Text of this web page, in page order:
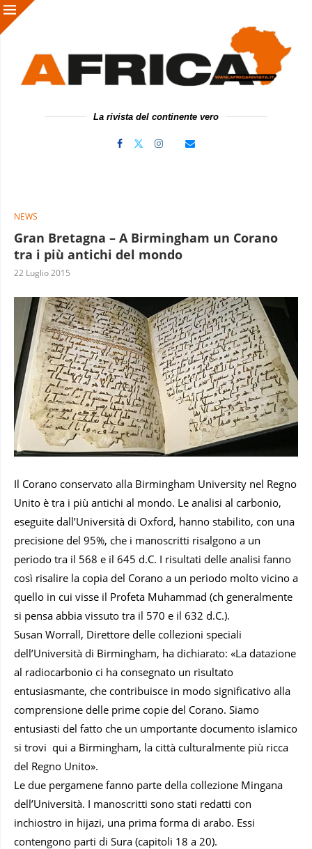
La rivista del continente vero
NEWS
Gran Bretagna – A Birmingham un Corano
tra i più antichi del mondo
22 Luglio 2015
Il Corano conservato alla Birmingham University nel Regno
Unito è tra i più antichi al mondo. Le analisi al carbonio,
eseguite dall’Università di Oxford, hanno stabilito, con una
precisione del 95%, che i manoscritti risalgono a un
periodo tra il 568 e il 645 d.C. I risultati delle analisi fanno
così risalire la copia del Corano a un periodo molto vicino a
quello in cui visse il Profeta Muhammad (ch generalmente
si pensa abbia vissuto tra il 570 e il 632 d.C.).
Susan Worrall, Direttore delle collezioni speciali
dell’Università di Birmingham, ha dichiarato: «La datazione
al radiocarbonio ci ha consegnato un risultato
entusiasmante, che contribuisce in modo significativo alla
comprensione delle prime copie del Corano. Siamo
entusiasti del fatto che un umportante documento islamico
si trovi qui a Birmingham, la città culturalmente più ricca
del Regno Unito».
Le due pergamene fanno parte della collezione Mingana
dell’Università. I manoscritti sono stati redatti con
inchiostro in hijazi, una prima forma di arabo. Essi
contengono parti di Sura (capitoli 18 a 20).